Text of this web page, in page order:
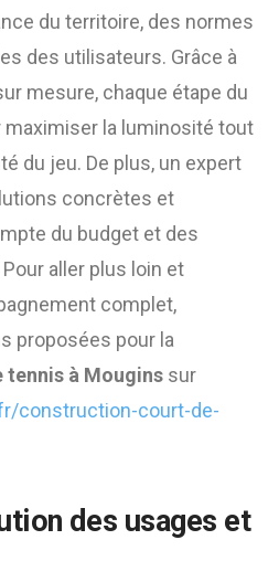
du territoire, des normes
des utilisateurs. Grâce à
mesure, chaque étape du
la luminosité tout
du jeu. De plus, un expert
concrètes et
du budget et des
aller plus loin et
complet,
proposées pour la
à Mougins sur
construction-court-de-
des usages et